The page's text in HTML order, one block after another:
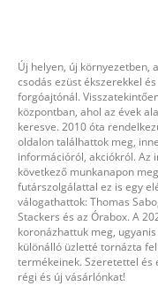
Új helyen, új környezetben,
csodás ezüst ékszerekkel
forgóajtónál.
központban, ahol az évek
keresve. 2010 óta
oldalon találhattok meg,
információról, akciókról. Az
következő munkanapon
futárszolgálattal ez is egy
válogathattok: Thomas
Stackers és az Órabox. A
koronázhattuk meg,
különálló üzletté tornázta
termékeinek. Szeretettel és
régi és új vásárlónkat!